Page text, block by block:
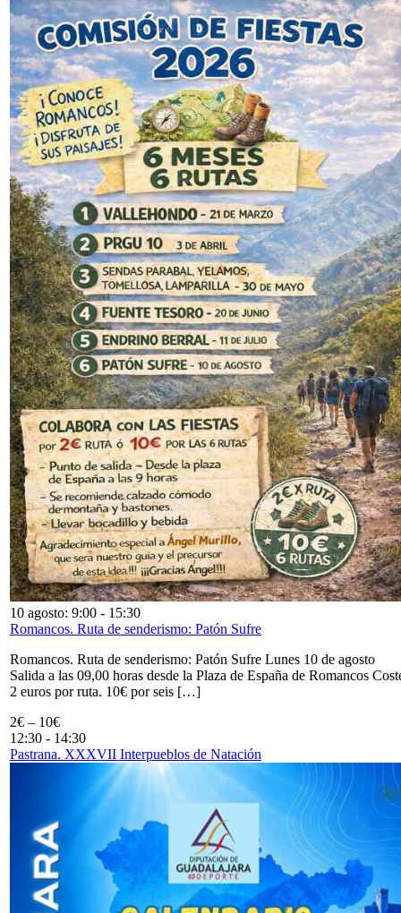
10 agosto: 9:00 - 15:30
Romancos. Ruta de senderismo: Patón Sufre
Romancos. Ruta de senderismo: Patón Sufre Lunes 10 de agosto
Salida a las 09,00 horas desde la Plaza de España de Romancos
2 euros por ruta. 10€ por seis […]
2€ – 10€
12:30 - 14:30
Pastrana. XXXVII Interpueblos de Natación